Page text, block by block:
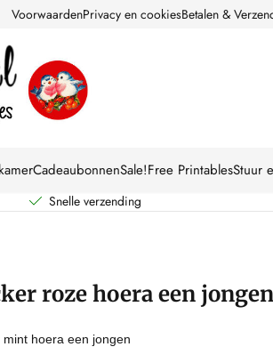
VoorwaardenPrivacy en cookiesBetalen &
CadeaubonnenSale!Free PrintablesStuur
Snelle verzending
roze hoera een
mint hoera een jongen